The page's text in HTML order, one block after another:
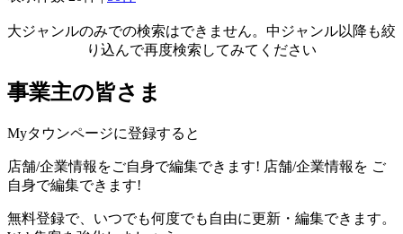
大ジャンルのみでの検索はできません。中ジャンル以降も絞
り込んで再度検索してみてください
事業主の皆さま
Myタウンページに登録すると
店舗/企業情報をご自身で編集できます! 店舗/企業情報を ご
自身で編集できます!
無料登録で、いつでも何度でも自由に更新・編集できます。